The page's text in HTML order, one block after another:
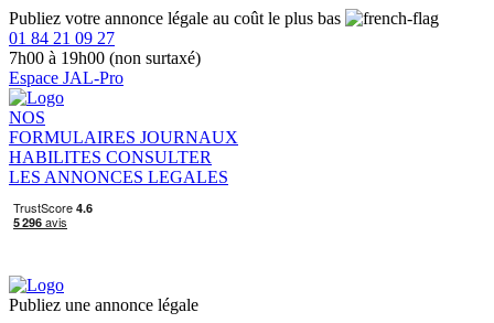
Publiez votre annonce légale au coût le plus bas
01 84 21 09 27
7h00 à 19h00 (non surtaxé)
Espace JAL-Pro
NOS
FORMULAIRES JOURNAUX
HABILITES CONSULTER
LES ANNONCES LEGALES
Publiez une annonce légale